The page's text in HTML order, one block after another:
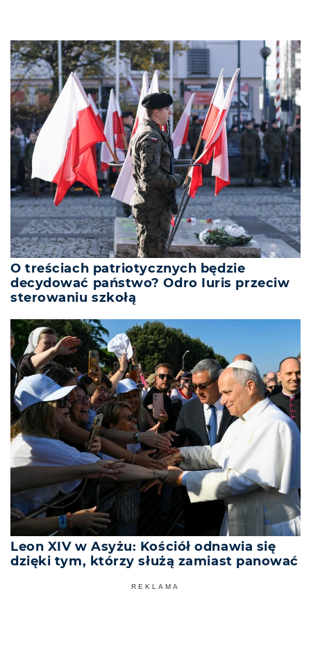
O treściach patriotycznych będzie
decydować państwo? Odro Iuris przeciw
sterowaniu szkołą
Leon XIV w Asyżu: Kościół odnawia się
dzięki tym, którzy służą zamiast panować
REKLAMA